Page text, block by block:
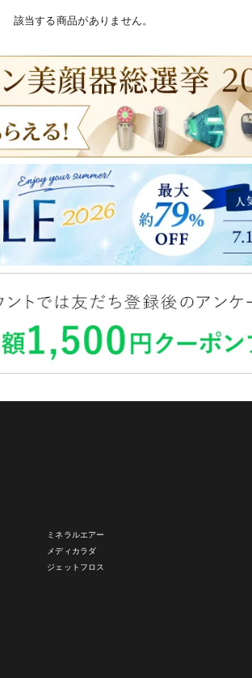
該当する商品がありません。
ミネラルエアー
メディカラダ
ジェットフロス